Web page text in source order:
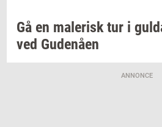
Gå en ma­le­risktur i
ved Gu­denå­en
ANNONCE